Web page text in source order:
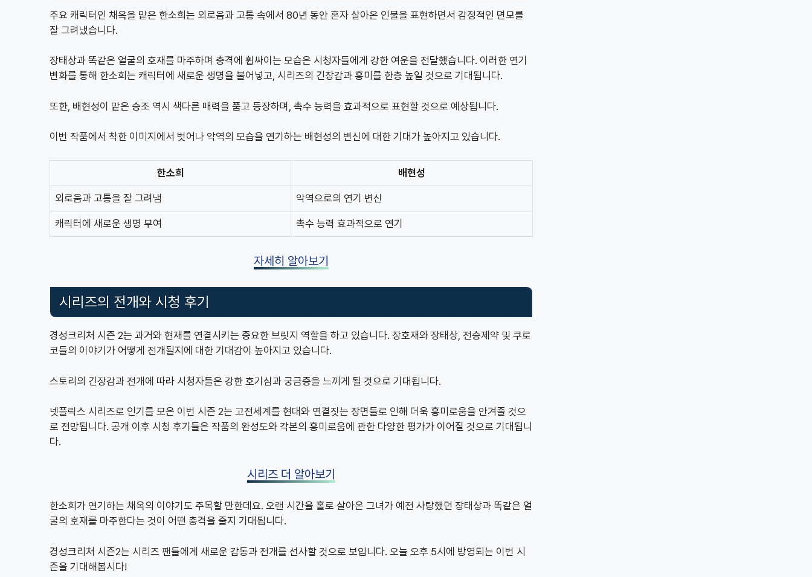
주요 캐릭터인 채옥을 맡은 한소희는 외로움과 고통 속에서 80년 동안 혼자 살아온 인물을 표현하면서 감정적인 면모를
잘 그려냈습니다.
장태상과 똑같은 얼굴의 호재를 마주하며 충격에 휩싸이는 모습은 시청자들에게 강한 여운을 전달했습니다. 이러한 연기
변화를 통해 한소희는 캐릭터에 새로운 생명을 불어넣고, 시리즈의 긴장감과 흥미를 한층 높일 것으로 기대됩니다.
또한, 배현성이 맡은 승조 역시 색다른 매력을 품고 등장하며, 촉수 능력을 효과적으로 표현할 것으로 예상됩니다.
이번 작품에서 착한 이미지에서 벗어나 악역의 모습을 연기하는 배현성의 변신에 대한 기대가 높아지고 있습니다.
한소희 배현성
외로움과 고통을 잘 그려냄 악역으로의 연기 변신
캐릭터에 새로운 생명 부여 촉수 능력 효과적으로 연기
자세히 알아보기
시리즈의 전개와 시청 후기
경성크리처 시즌 2는 과거와 현재를 연결시키는 중요한 브릿지 역할을 하고 있습니다. 장호재와 장태상, 전승제약 및 쿠로
코들의 이야기가 어떻게 전개될지에 대한 기대감이 높아지고 있습니다.
스토리의 긴장감과 전개에 따라 시청자들은 강한 호기심과 궁금증을 느끼게 될 것으로 기대됩니다.
넷플릭스 시리즈로 인기를 모은 이번 시즌 2는 고전세계를 현대와 연결짓는 장면들로 인해 더욱 흥미로움을 안겨줄 것으
로 전망됩니다. 공개 이후 시청 후기들은 작품의 완성도와 각본의 흥미로움에 관한 다양한 평가가 이어질 것으로 기대됩니
다.
시리즈 더 알아보기
한소희가 연기하는 채옥의 이야기도 주목할 만한데요. 오랜 시간을 홀로 살아온 그녀가 예전 사랑했던 장태상과 똑같은 얼
굴의 호재를 마주한다는 것이 어떤 충격을 줄지 기대됩니다.
경성크리처 시즌2는 시리즈 팬들에게 새로운 감동과 전개를 선사할 것으로 보입니다. 오늘 오후 5시에 방영되는 이번 시
즌을 기대해봅시다!